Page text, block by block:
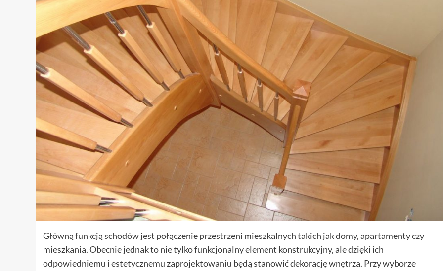
Główną funkcją schodów jest połączenie przestrzeni mieszkalnych takich jak domy, apartamenty czy
mieszkania. Obecnie jednak to nie tylko funkcjonalny element konstrukcyjny, ale dzięki ich
odpowiedniemu i estetycznemu zaprojektowaniu będą stanowić dekorację wnętrza. Przy wyborze